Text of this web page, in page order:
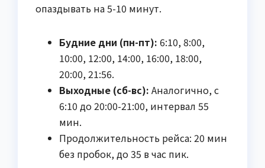
опаздывать на 5-10 минут.
Будние дни (пн-пт): 6:10, 8:00,
10:00, 12:00, 14:00, 16:00, 18:00,
20:00, 21:56.
Выходные (сб-вс): Аналогично, с
6:10 до 20:00-21:00, интервал 55
мин.
Продолжительность рейса: 20 мин
без пробок, до 35 в час пик.